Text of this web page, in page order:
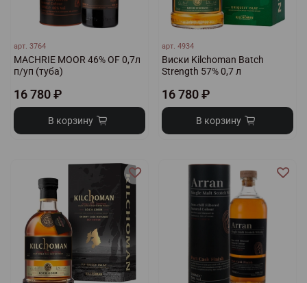
арт.3764
MACHRIE MOOR 46% OF 0,7л
п/уп (туба)
16 780 ₽
В корзину
арт.4934
Виски Kilchoman Batch
Strength 57% 0,7 л
16 780 ₽
В корзину